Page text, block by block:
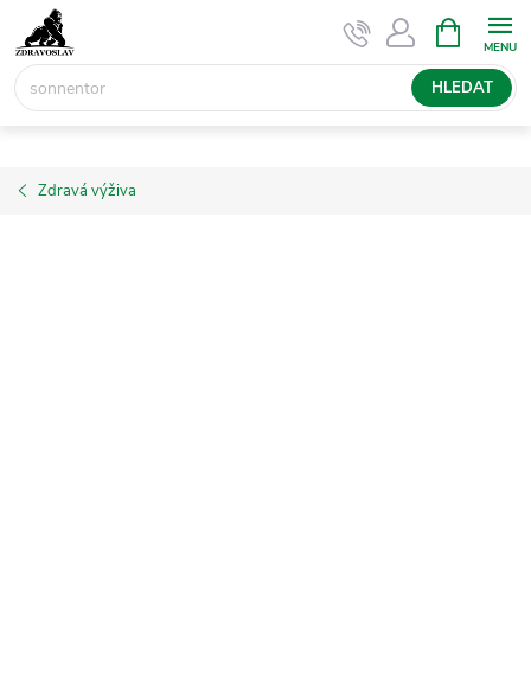
na
obsah
HLEDAT
NÁKUPNÍ
KOŠÍK
Zdravá výživa